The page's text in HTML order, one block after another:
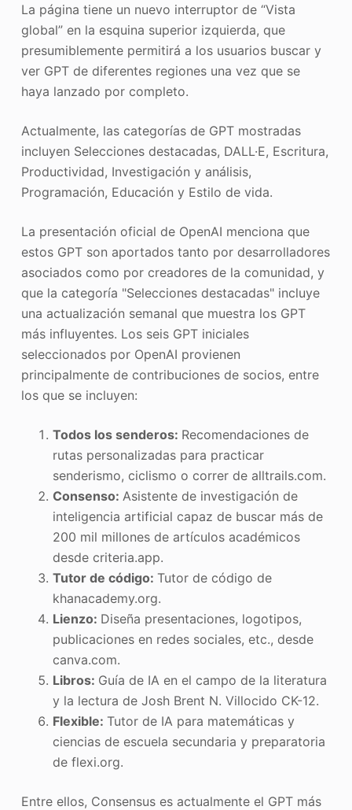
La página tiene un nuevo interruptor de “Vista
global” en la esquina superior izquierda, que
presumiblemente permitirá a los usuarios buscar y
ver GPT de diferentes regiones una vez que se
haya lanzado por completo.
Actualmente, las categorías de GPT mostradas
incluyen Selecciones destacadas, DALL·E, Escritura,
Productividad, Investigación y análisis,
Programación, Educación y Estilo de vida.
La presentación oficial de OpenAI menciona que
estos GPT son aportados tanto por desarrolladores
asociados como por creadores de la comunidad, y
que la categoría "Selecciones destacadas" incluye
una actualización semanal que muestra los GPT
más influyentes. Los seis GPT iniciales
seleccionados por OpenAI provienen
principalmente de contribuciones de socios, entre
los que se incluyen:
Todos los senderos: Recomendaciones de
rutas personalizadas para practicar
senderismo, ciclismo o correr de alltrails.com.
Consenso: Asistente de investigación de
inteligencia artificial capaz de buscar más de
200 mil millones de artículos académicos
desde criteria.app.
Tutor de código: Tutor de código de
khanacademy.org.
Lienzo: Diseña presentaciones, logotipos,
publicaciones en redes sociales, etc., desde
canva.com.
Libros: Guía de IA en el campo de la literatura
y la lectura de Josh Brent N. Villocido CK-12.
Flexible: Tutor de IA para matemáticas y
ciencias de escuela secundaria y preparatoria
de flexi.org.
Entre ellos, Consensus es actualmente el GPT más